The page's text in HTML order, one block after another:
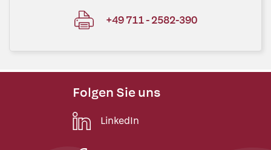
+49 711 - 2582-390
Folgen Sie uns
LinkedIn